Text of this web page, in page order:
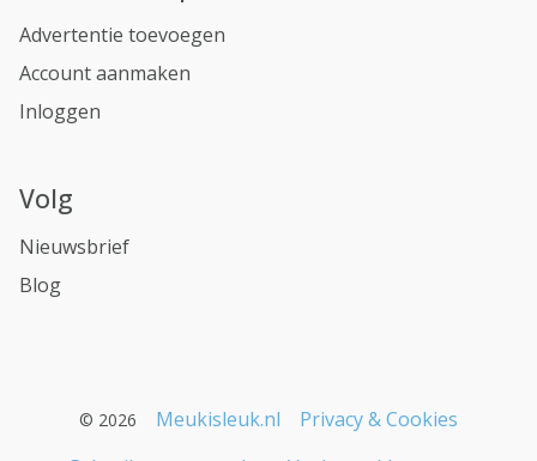
Advertentie toevoegen
Account aanmaken
Inloggen
Volg
Nieuwsbrief
Blog
© 2026 Meukisleuk.nl
Privacy & Cookies